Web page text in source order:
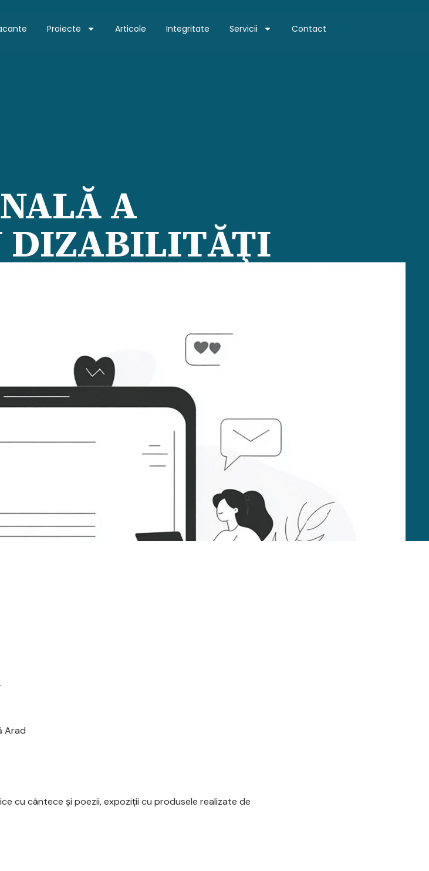
Proiecte Articole Integritate Servicii Contact
A
DIZABILITĂŢI
Arad
cu cântece şi poezii, expoziţii cu produsele realizate de